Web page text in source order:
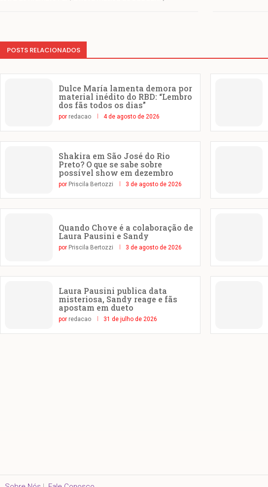
POSTS RELACIONADOS
Dulce María lamenta demora por
material inédito do RBD: “Lembro
dos fãs todos os dias”
por redacao 4 de agosto de 2026
Shakira em São José do Rio
Preto? O que se sabe sobre
possível show em dezembro
por Priscila Bertozzi 3 de agosto de 2026
Quando Chove é a colaboração de
Laura Pausini e Sandy
por Priscila Bertozzi 3 de agosto de 2026
Laura Pausini publica data
misteriosa, Sandy reage e fãs
apostam em dueto
por redacao 31 de julho de 2026